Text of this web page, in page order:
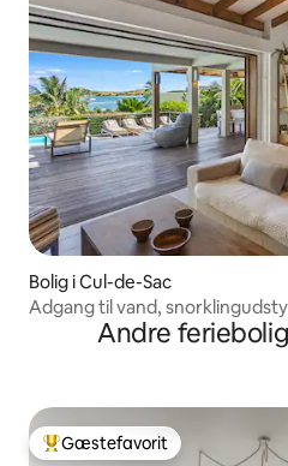
Bolig i Cul-de-Sac
Adgang til vand,
Andre
Bedste gæstefavorit
Gæstefavorit